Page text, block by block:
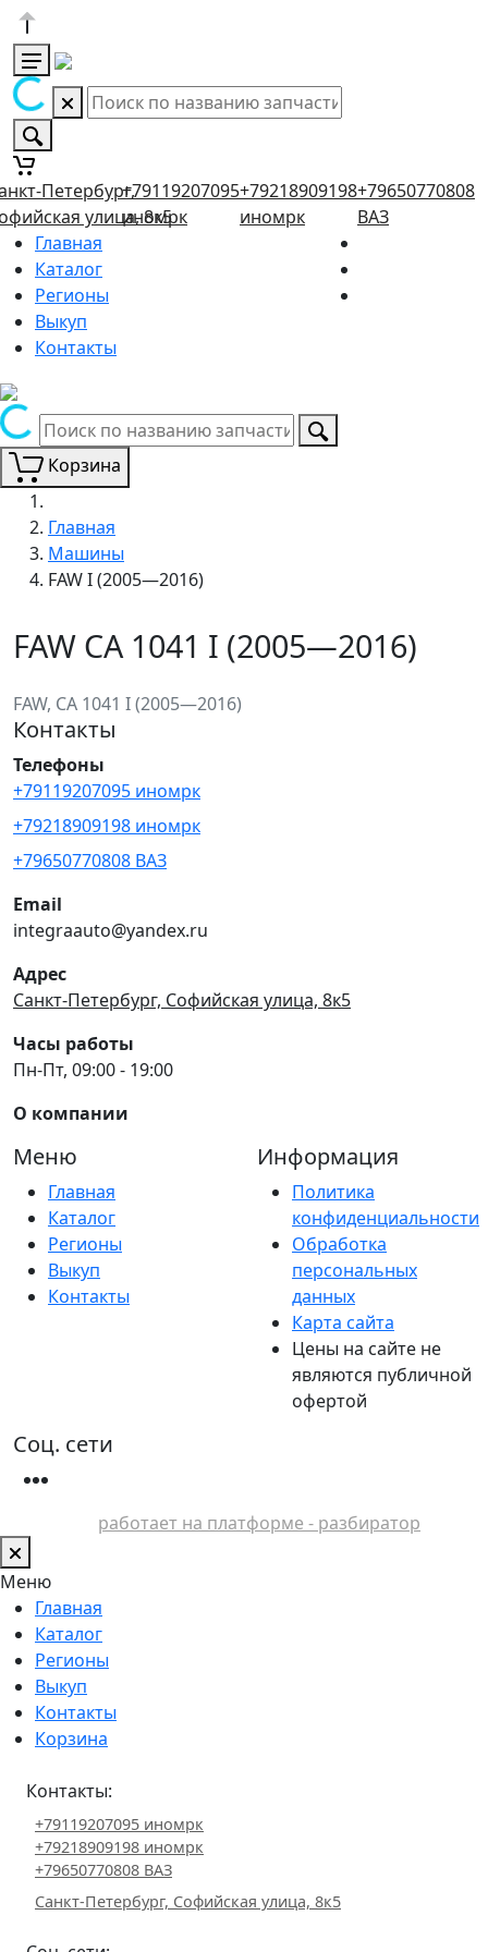
Петербург,
улица, 8к5
+79119207095
иномрк
+79218909198
иномрк
+79650770808
ВАЗ
Главная
Каталог
Регионы
Выкуп
Контакты
Корзина
Главная
Машины
FAW I (2005—2016)
FAW CA 1041 I (2005—2016)
FAW, CA 1041 I (2005—2016)
Контакты
Телефоны
+79119207095 иномрк
+79218909198 иномрк
+79650770808 ВАЗ
Email
integraauto@yandex.ru
Адрес
Санкт-Петербург, Софийская улица, 8к5
Часы работы
Пн-Пт, 09:00 - 19:00
О компании
Меню
Главная
Каталог
Регионы
Выкуп
Контакты
Информация
Политика
конфиденциальности
Обработка
персональных
данных
Карта сайта
Цены на сайте не
являются публичной
офертой
Соц. сети
работает на платформе - разбиратор
Меню
Главная
Каталог
Регионы
Выкуп
Контакты
Корзина
Контакты:
+79119207095 иномрк
+79218909198 иномрк
+79650770808 ВАЗ
Санкт-Петербург, Софийская улица, 8к5